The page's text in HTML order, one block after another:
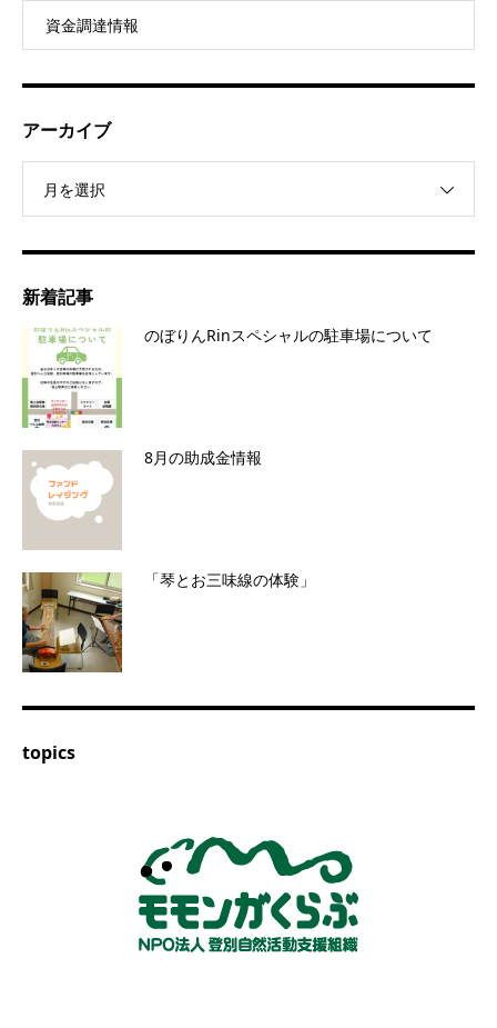
資金調達情報
アーカイブ
月を選択
新着記事
のぼりんRinスペシャルの駐車場について
8月の助成金情報
「琴とお三味線の体験」
topics